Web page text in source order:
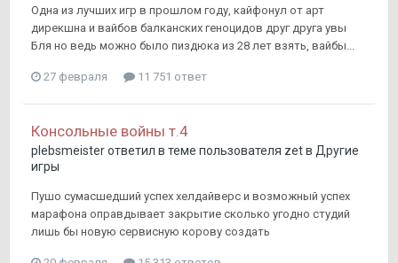
Одна из лучших игр в прошлом году, кайфонул от арт
дирекшна и вайбов балканских геноцидов друг друга увы
Бля но ведь можно было пиздюка из 28 лет взять, вайбы...
27 февраля 11 751 ответ
Консольные войны т.4
plebsmeisterответил в теме пользователя zetв Другие
игры
Пушо сумасшедший успех хелдайверс и возможный успех
марафона оправдывает закрытие сколько угодно студий
лишь бы новую сервисную корову создать